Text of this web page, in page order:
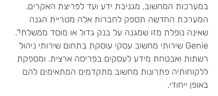
במערכות המחשוב, מגניבת ידע ועד לפריצת האקרים.
המערכת החדשה תספק לחברות אלה מטריית הגנה
שאינה נופלת מזו שמגנה על בנק גדול או מוסד ממשלתי".
Genie שירותי מחשוב עסקי עוסקת בתחום שירותי ניהול
רשתות ואבטחת מידע לעסקים בפריסה ארצית. ומספקת
ללקוחותיה פתרונות מחשוב מתקדמים המתאימים להם
באופן ייחודי.